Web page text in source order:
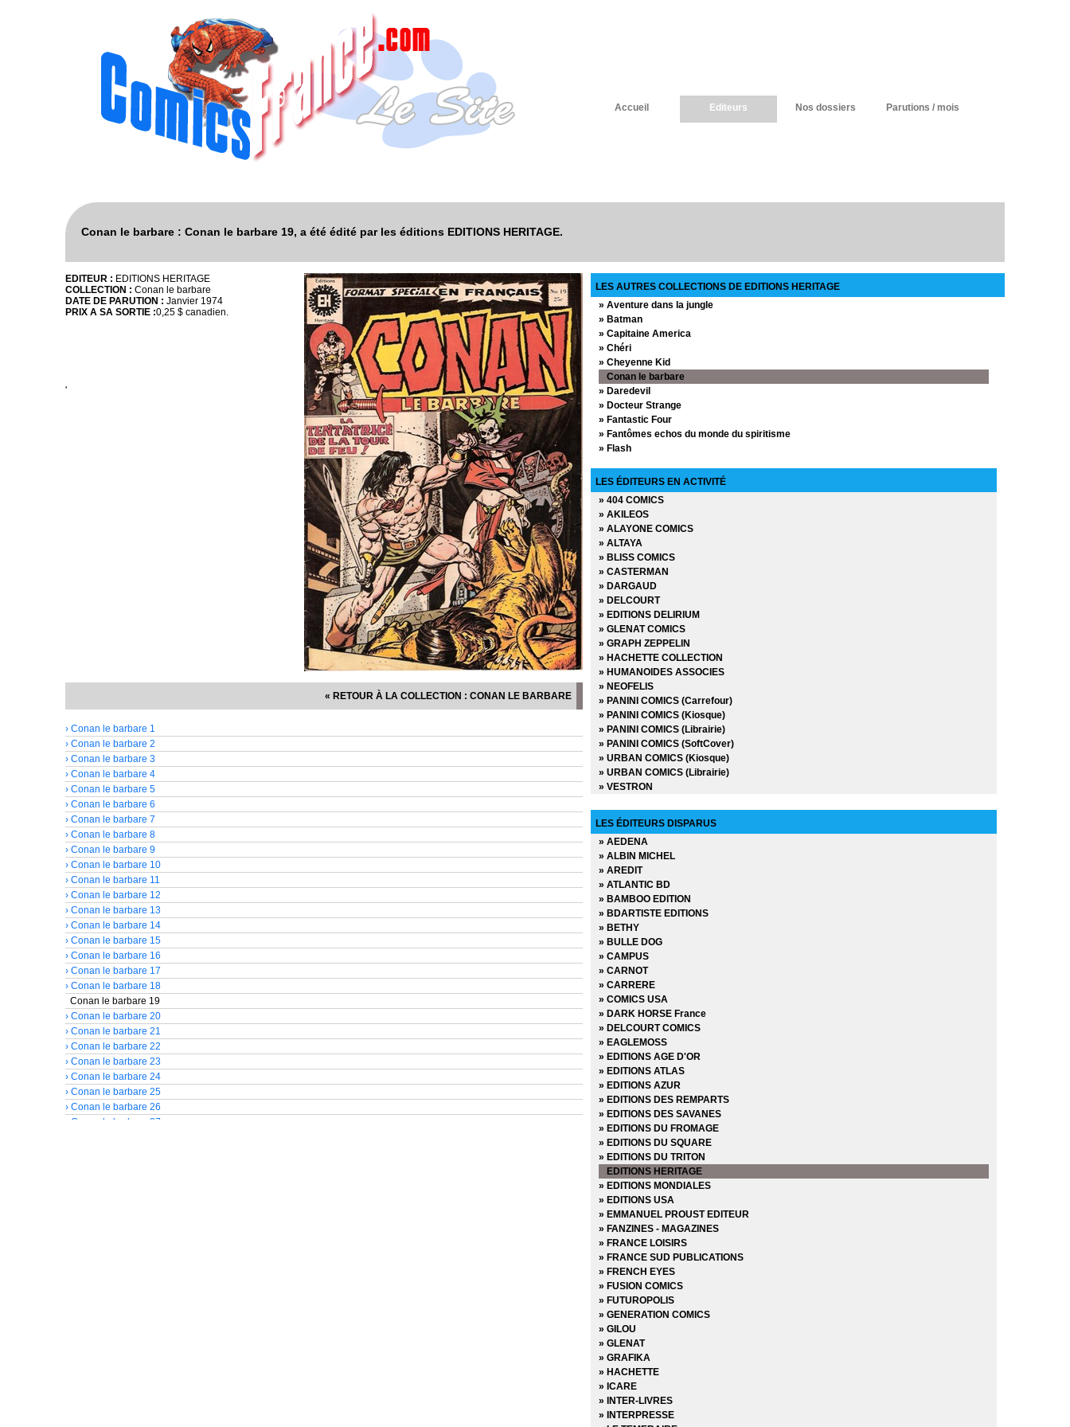
Accueil Editeurs Nos dossiers Parutions / mois
Conan le barbare : Conan le barbare 19, a été édité par les éditions EDITIONS HERITAGE.
EDITEUR : EDITIONS HERITAGE
COLLECTION : Conan le barbare
DATE DE PARUTION : Janvier 1974
PRIX A SA SORTIE :0,25 $ canadien.
'
« RETOUR À LA COLLECTION : CONAN LE BARBARE
› Conan le barbare 1
› Conan le barbare 2
› Conan le barbare 3
› Conan le barbare 4
› Conan le barbare 5
› Conan le barbare 6
› Conan le barbare 7
› Conan le barbare 8
› Conan le barbare 9
› Conan le barbare 10
› Conan le barbare 11
› Conan le barbare 12
› Conan le barbare 13
› Conan le barbare 14
› Conan le barbare 15
› Conan le barbare 16
› Conan le barbare 17
› Conan le barbare 18
Conan le barbare 19
› Conan le barbare 20
› Conan le barbare 21
› Conan le barbare 22
› Conan le barbare 23
› Conan le barbare 24
› Conan le barbare 25
› Conan le barbare 26
› Conan le barbare 27
LES AUTRES COLLECTIONS DE EDITIONS HERITAGE
» Aventure dans la jungle
» Batman
» Capitaine America
» Chéri
» Cheyenne Kid
Conan le barbare
» Daredevil
» Docteur Strange
» Fantastic Four
» Fantômes echos du monde du spiritisme
» Flash
» G.I. Joe
» Kamandi le dernier garçon sur Terre
» Karaté Kid
» L'Equipe Marvel
» L'Etonnant Spider-man
» L'Incroyable Hulk
» L'Invincible Iron-man
» La Légion des Super Héros
» La Légion des Super Héros et les Jeunes Titans
» Le Fantôme
» Le monstre de Frankenstein
» Le Pouvoir de Warlock
» Le puissant Thor
» Le retour du Jedi
» Le tombeau de Dracula
» Les Mystérieux X-Men
» Les Nouveaux Jeunes Titans
» Les Sectaurs Guerriers de Symbion
» Les Transformers
» Les Vengeurs
» Marvel Trois-dans-un - X-Men
» Rawhide Kid
» Shang Shi - Maître de Kung fu
» Superman
» Trois-dans-un Flash
LES ÉDITEURS EN ACTIVITÉ
» 404 COMICS
» AKILEOS
» ALAYONE COMICS
» ALTAYA
» BLISS COMICS
» CASTERMAN
» DARGAUD
» DELCOURT
» EDITIONS DELIRIUM
» GLENAT COMICS
» GRAPH ZEPPELIN
» HACHETTE COLLECTION
» HUMANOIDES ASSOCIES
» NEOFELIS
» PANINI COMICS (Carrefour)
» PANINI COMICS (Kiosque)
» PANINI COMICS (Librairie)
» PANINI COMICS (SoftCover)
» URBAN COMICS (Kiosque)
» URBAN COMICS (Librairie)
» VESTRON
LES ÉDITEURS DISPARUS
» AEDENA
» ALBIN MICHEL
» AREDIT
» ATLANTIC BD
» BAMBOO EDITION
» BDARTISTE EDITIONS
» BETHY
» BULLE DOG
» CAMPUS
» CARNOT
» CARRERE
» COMICS USA
» DARK HORSE France
» DELCOURT COMICS
» EAGLEMOSS
» EDITIONS AGE D'OR
» EDITIONS ATLAS
» EDITIONS AZUR
» EDITIONS DES REMPARTS
» EDITIONS DES SAVANES
» EDITIONS DU FROMAGE
» EDITIONS DU SQUARE
» EDITIONS DU TRITON
EDITIONS HERITAGE
» EDITIONS MONDIALES
» EDITIONS USA
» EMMANUEL PROUST EDITEUR
» FANZINES - MAGAZINES
» FRANCE LOISIRS
» FRANCE SUD PUBLICATIONS
» FRENCH EYES
» FUSION COMICS
» FUTUROPOLIS
» GENERATION COMICS
» GILOU
» GLENAT
» GRAFIKA
» HACHETTE
» ICARE
» INTER-LIVRES
» INTERPRESSE